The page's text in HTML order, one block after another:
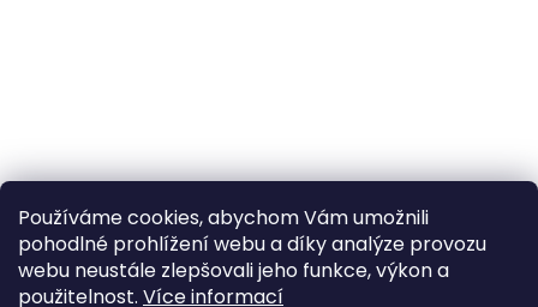
Používáme cookies, abychom Vám umožnili
pohodlné prohlížení webu a díky analýze provozu
webu neustále zlepšovali jeho funkce, výkon a
použitelnost. Více informací
Sledovat na Instagramu